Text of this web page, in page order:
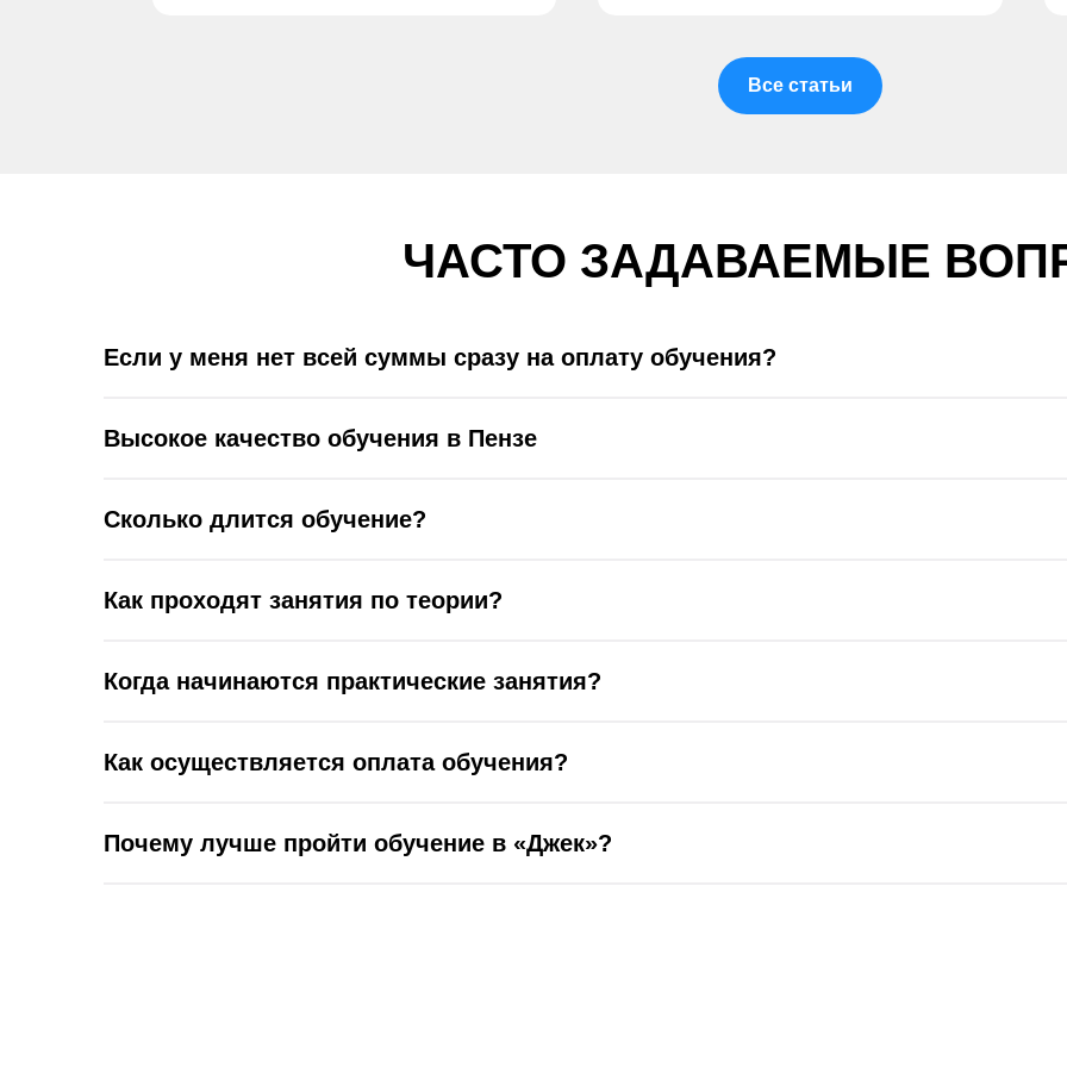
Все статьи
ЧАСТО ЗАДАВАЕМЫЕ
Если у меня нет всей суммы сразу на оплату обучения?
Высокое качество обучения в Пензе
Сколько длится обучение?
Как проходят занятия по теории?
Когда начинаются практические занятия?
Как осуществляется оплата обучения?
Почему лучше пройти обучение в «Джек»?